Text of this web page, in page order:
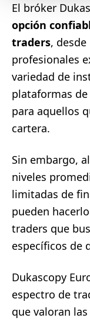
El bróker
opción
traders,
profesionales
variedad de
plataformas
para aquellos
cartera.
Sin embargo,
niveles
limitadas de
pueden
traders que
específicos de
Dukascopy
espectro de
que valoran